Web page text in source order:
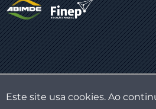
Este site usa cookies. Ao